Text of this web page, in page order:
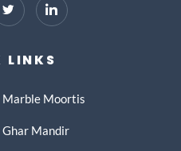
LINKS
Marble Moortis
Ghar Mandir